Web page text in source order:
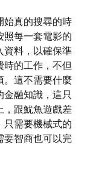
始真的搜尋的時
照每一套電影的
資料，以確保準
時的工作，不但
。這不需要什麼
金融知識，這只
，跟魷魚遊戲差
只需要機械式的
要智商也可以完